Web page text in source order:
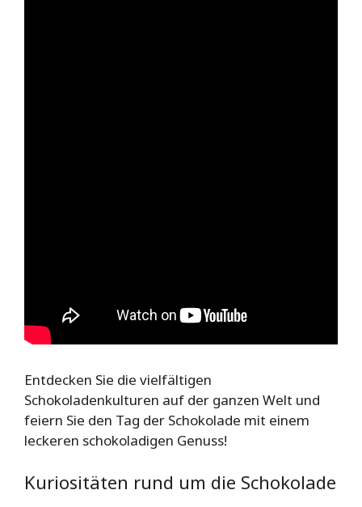
Entdecken Sie die vielfältigen
Schokoladenkulturen auf der ganzen Welt und
feiern Sie den Tag der Schokolade mit einem
leckeren schokoladigen Genuss!
Kuriositäten rund um die Schokolade